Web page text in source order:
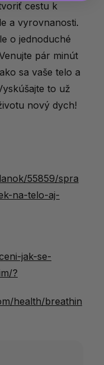
cestu k
a vyrovnanosti.
o jednoduché
pár minút
sa vaše telo a
to už
nový dych!
55859/spra
na-telo-aj-
jak-se-
?
health/breathin